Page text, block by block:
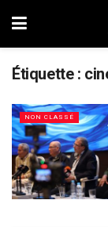
Étiquette :
NON CLASSÉ